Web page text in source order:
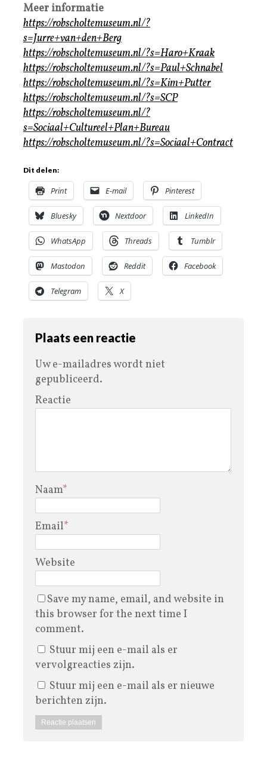
Meer informatie
https://robscholtemuseum.nl/?
s=Jurre+van+den+Berg
https://robscholtemuseum.nl/?s=Haro+Kraak
https://robscholtemuseum.nl/?s=Paul+Schnabel
https://robscholtemuseum.nl/?s=Kim+Putter
https://robscholtemuseum.nl/?s=SCP
https://robscholtemuseum.nl/?
s=Sociaal+Cultureel+Plan+Bureau
https://robscholtemuseum.nl/?s=Sociaal+Contract
Dit delen:
Print E-mail Pinterest
Bluesky Nextdoor LinkedIn
WhatsApp Threads Tumblr
Mastodon Reddit Facebook
Telegram X
Plaats een reactie
Uw e-mailadres wordt niet
gepubliceerd.
Reactie
Naam*
Email*
Website
Save my name, email, and website in
this browser for the next time I
comment.
Stuur mij een e-mail als er
vervolgreacties zijn.
Stuur mij een e-mail als er nieuwe
berichten zijn.